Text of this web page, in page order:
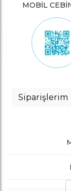
MOBİL
Siparişlerim